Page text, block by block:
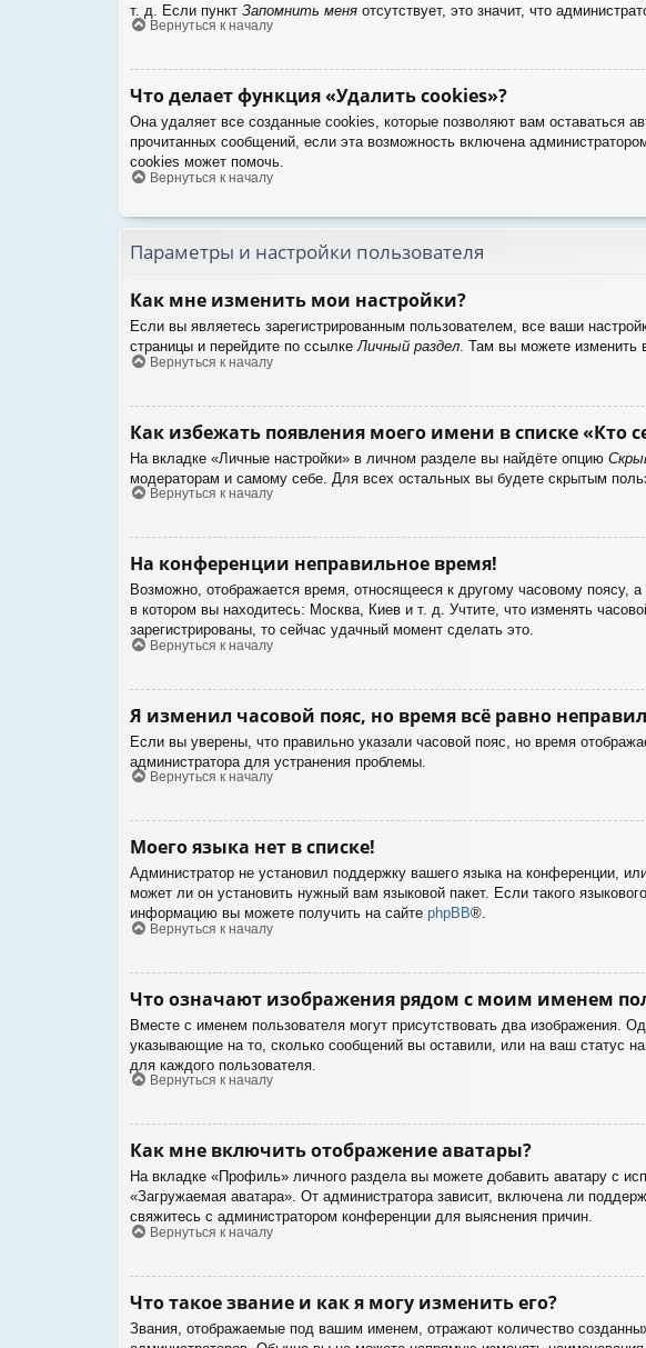
т. д. Если пункт Запомнить меня отсутствует, это значит, что
Вернуться к началу
Что делает функция «Удалить cookies»?
Она удаляет все созданные cookies, которые позволяют вам оставаться
прочитанных сообщений, если эта возможность включена
cookies может помочь.
Вернуться к началу
Параметры и настройки пользователя
Как мне изменить мои настройки?
Если вы являетесь зарегистрированным пользователем, все ваши
страницы и перейдите по ссылкеЛичный раздел. Там вы можете изменить
Вернуться к началу
Как избежать появления моего имени в списке «Кто
На вкладке «Личные настройки» в личном разделе вы найдёте опцию
модераторам и самому себе. Для всех остальных вы будете скрытым
Вернуться к началу
На конференции неправильное время!
Возможно, отображается время, относящееся к другому часовому поясу,
в котором вы находитесь: Москва, Киев и т. д. Учтите, что изменять
зарегистрированы, то сейчас удачный момент сделать это.
Вернуться к началу
Я изменил часовой пояс, но время всё равно
Если вы уверены, что правильно указали часовой пояс, но время
администратора для устранения проблемы.
Вернуться к началу
Моего языка нет в списке!
Администратор не установил поддержку вашего языка на конференции,
может ли он установить нужный вам языковой пакет. Если такого
информацию вы можете получить на сайте phpBB®.
Вернуться к началу
Что означают изображения рядом с моим именем
Вместе с именем пользователя могут присутствовать два изображения.
указывающие на то, сколько сообщений вы оставили, или на ваш статус
для каждого пользователя.
Вернуться к началу
Как мне включить отображение аватары?
На вкладке «Профиль» личного раздела вы можете добавить аватару с
«Загружаемая аватара». От администратора зависит, включена ли
свяжитесь с администратором конференции для выяснения причин.
Вернуться к началу
Что такое звание и как я могу изменить его?
Звания, отображаемые под вашим именем, отражают количество